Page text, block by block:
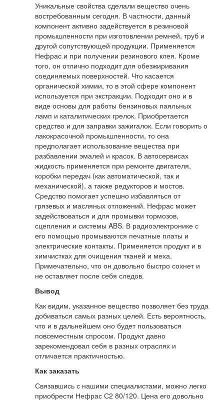
Уникальные свойства сделали вещество очень
востребованным сегодня. В частности, данный
компонент активно задействуется в резиновой
промышленности при изготовлении ремней, труб и
другой сопутствующей продукции. Применяется
Нефрас и при получении резинового клея. Кроме
того, он отлично подходит для обезжиривания
соединяемых поверхностей. Что касается
органической химии, то в этой сфере компонент
используется при экстракции. Подходит оно и в
виде основы для работы бензиновых паяльных
ламп и каталитических грелок. Приобретается
средство и для заправки зажигалок. Если говорить о
лакокрасочной промышленности, то она
предполагает использование вещества при
разбавлении эмалей и красок. В автосервисах
жидкость применяется при ремонте двигателя,
коробки передач (как автоматической, так и
механической), а также редукторов и мостов.
Средство помогает успешно избавляться от
грязевых и масляных отложений. Нефрас может
задействоваться и для промывки тормозов,
сцепления и системы ABS. В радиоэлектронике с
его помощью промываются печатные платы и
электрические контакты. Применяется продукт и в
химчистках для очищения тканей и меха.
Примечательно, что он довольно быстро сохнет и
не оставляет после себя следов.
Вывод
Как видим, указанное вещество позволяет без труда
добиваться самых разных целей. Есть вероятность,
что и в дальнейшем оно будет пользоваться
повсеместным спросом. Продукт давно
зарекомендовал себя в разных отраслях и
отличается практичностью.
Как заказать
Связавшись с нашими специалистами, можно легко
приобрести Нефрас С2 80/120. Цена его довольно